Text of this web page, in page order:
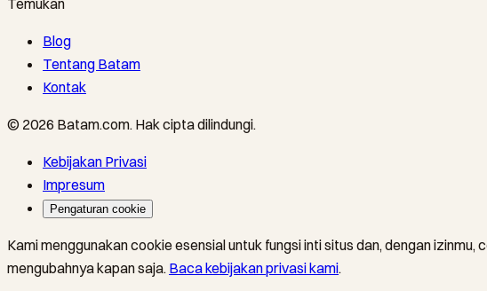
Temukan
Blog
Tentang Batam
Kontak
© 2026 Batam.com. Hak cipta dilindungi.
Kebijakan Privasi
Impresum
Pengaturan cookie
Kami menggunakan cookie esensial untuk fungsi inti situs dan, dengan
mengubahnya kapan saja. Baca kebijakan privasi kami.